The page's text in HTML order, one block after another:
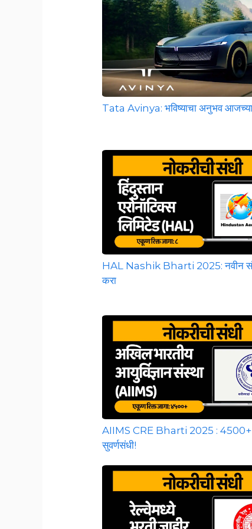
Tata Avinya: भविष्याचा अनुभव
HAL Nashik Bharti 2025: नवीन
करा
AIIMS CRE Bharti 2025 : 4500+
सुवर्णसंधी!